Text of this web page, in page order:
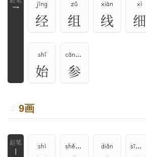
乛
jīng
经
zǔ
组
xiàn
线
xì
细
shǐ
始
cān、shēn、cēn、sān
参
9画
shì shěng、xǐng diǎn sī、sāi